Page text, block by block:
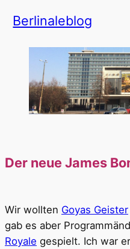
Inhalt
Berlinaleblog
Der neue James
Wir wollten Goyas Geister
gab es aber
Royale gespielt. Ich war